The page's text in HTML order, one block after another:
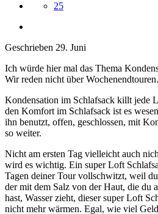
25
Geschrieben 29. Juni
Ich würde hier mal das Thema
Wir reden nicht über Wochenendtouren.
Kondensation im Schlafsack killt jede
den Komfort im Schlafsack ist es
ihn benutzt, offen, geschlossen, mit
so weiter.
Nicht am ersten Tag vielleicht auch
wird es wichtig. Ein super Loft
Tagen deiner Tour vollschwitzt, weil
der mit dem Salz von der Haut, die du
hast, Wasser zieht, dieser super Loft
nicht mehr wärmen. Egal, wie viel